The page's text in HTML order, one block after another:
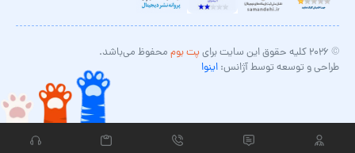
© ۲۰۲۶ کلیه حقوق این سایت برای پت بوم محفوظ می‌باشد.
طراحی و توسعه توسط آژانس: اینوا